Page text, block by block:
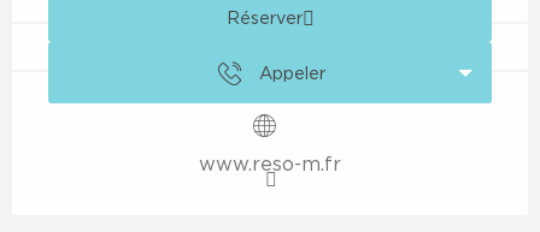
Réserver
Appeler
www.reso-m.fr